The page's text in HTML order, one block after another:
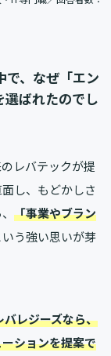
で、なぜ「エン
選ばれたのでし
レバテックが提
し、もどかしさ
「事業やブラン
いう強い思いが芽
レジーズなら、
ションを提案で